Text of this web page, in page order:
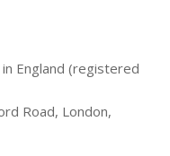
England (registered
Road, London,